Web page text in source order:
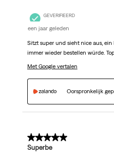
GEVERIFIEERD
een jaar geleden
Sitzt super und sieht nice aus,
immer wieder bestellen würde.
Met Google vertalen
Oorspronkelijk
5 van 5 sterren.
Superbe